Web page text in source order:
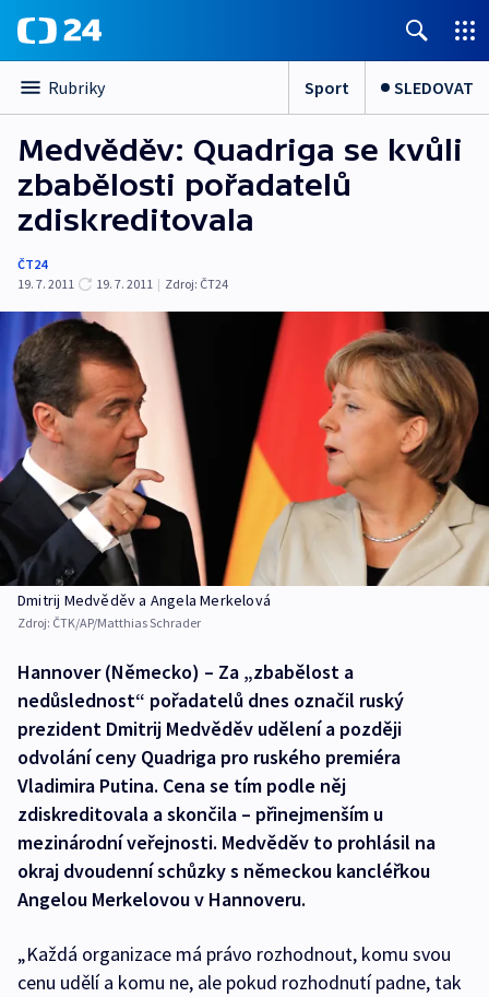
Rubriky Sport SLEDOVAT
Medvěděv: Quadriga se kvůli
zbabělosti pořadatelů
zdiskreditovala
ČT24
19. 7. 2011
19. 7. 2011 | Zdroj: ČT24
Dmitrij Medvěděv a Angela Merkelová
Zdroj: ČTK/AP/Matthias Schrader
Hannover (Německo) – Za „zbabělost a
nedůslednost“ pořadatelů dnes označil ruský
prezident Dmitrij Medvěděv udělení a později
odvolání ceny Quadriga pro ruského premiéra
Vladimira Putina. Cena se tím podle něj
zdiskreditovala a skončila – přinejmenším u
mezinárodní veřejnosti. Medvěděv to prohlásil na
okraj dvoudenní schůzky s německou kancléřkou
Angelou Merkelovou v Hannoveru.
„Každá organizace má právo rozhodnout, komu svou
cenu udělí a komu ne, ale pokud rozhodnutí padne, tak